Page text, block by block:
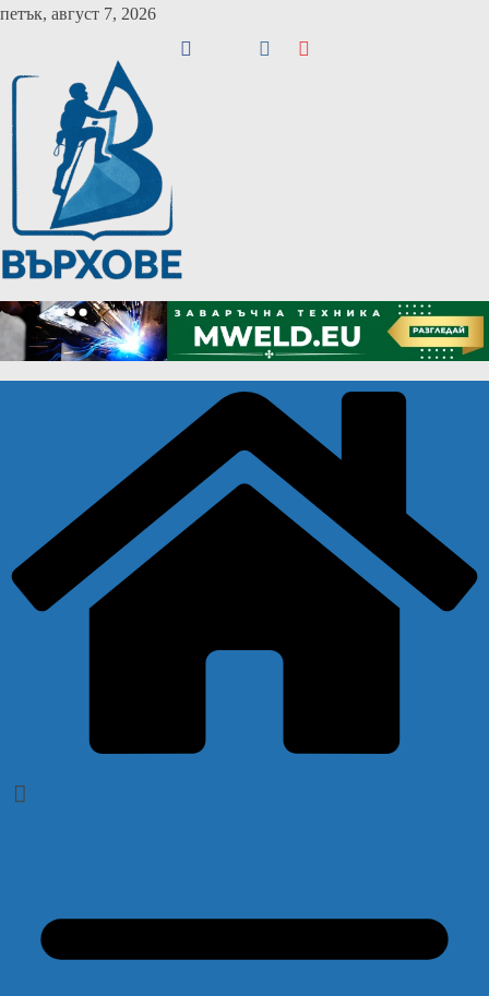
Skip
петък, август 7, 2026